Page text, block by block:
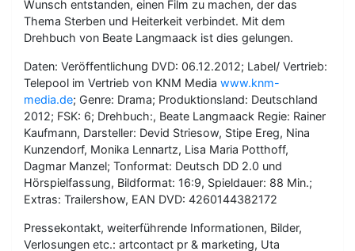
Wunsch entstanden, einen Film zu machen, der das
Thema Sterben und Heiterkeit verbindet. Mit dem
Drehbuch von Beate Langmaack ist dies gelungen.
Daten: Veröffentlichung DVD: 06.12.2012; Label/ Vertrieb:
Telepool im Vertrieb von KNM Media www.knm-
media.de; Genre: Drama; Produktionsland: Deutschland
2012; FSK: 6; Drehbuch:, Beate Langmaack Regie: Rainer
Kaufmann, Darsteller: Devid Striesow, Stipe Ereg, Nina
Kunzendorf, Monika Lennartz, Lisa Maria Potthoff,
Dagmar Manzel; Tonformat: Deutsch DD 2.0 und
Hörspielfassung, Bildformat: 16:9, Spieldauer: 88 Min.;
Extras: Trailershow, EAN DVD: 4260144382172
Pressekontakt, weiterführende Informationen, Bilder,
Verlosungen etc.: artcontact pr & marketing, Uta